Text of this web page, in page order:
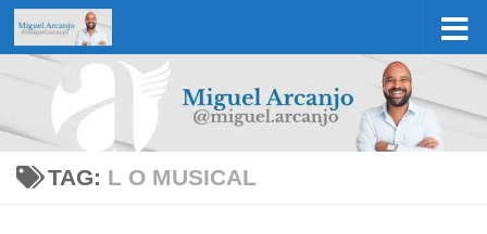
Skip to content
TAG: L O MUSICAL